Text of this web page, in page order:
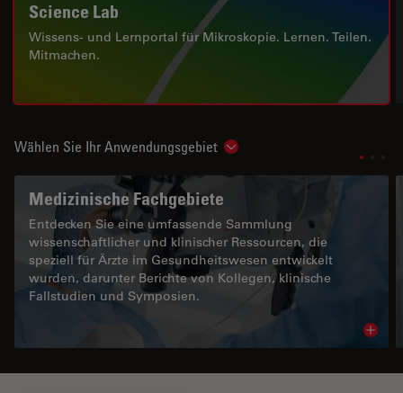
Science Lab
Wissens- und Lernportal für Mikroskopie. Lernen. Teilen.
Mitmachen.
Wählen Sie Ihr Anwendungsgebiet Show subnavigation
Medizinische Fachgebiete
Entdecken Sie eine umfassende Sammlung
wissenschaftlicher und klinischer Ressourcen, die
speziell für Ärzte im Gesundheitswesen entwickelt
wurden, darunter Berichte von Kollegen, klinische
Fallstudien und Symposien.